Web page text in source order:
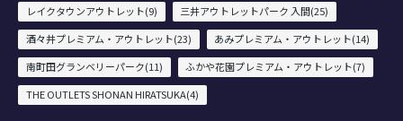
レイクタウンアウトレット(9)
三井アウトレットパーク 入間(25)
酒々井プレミアム・アウトレット(23)
あみプレミアム・アウトレット(14)
南町田グランベリーパーク(11)
ふかや花園プレミアム・アウトレット(7)
THE OUTLETS SHONAN HIRATSUKA(4)